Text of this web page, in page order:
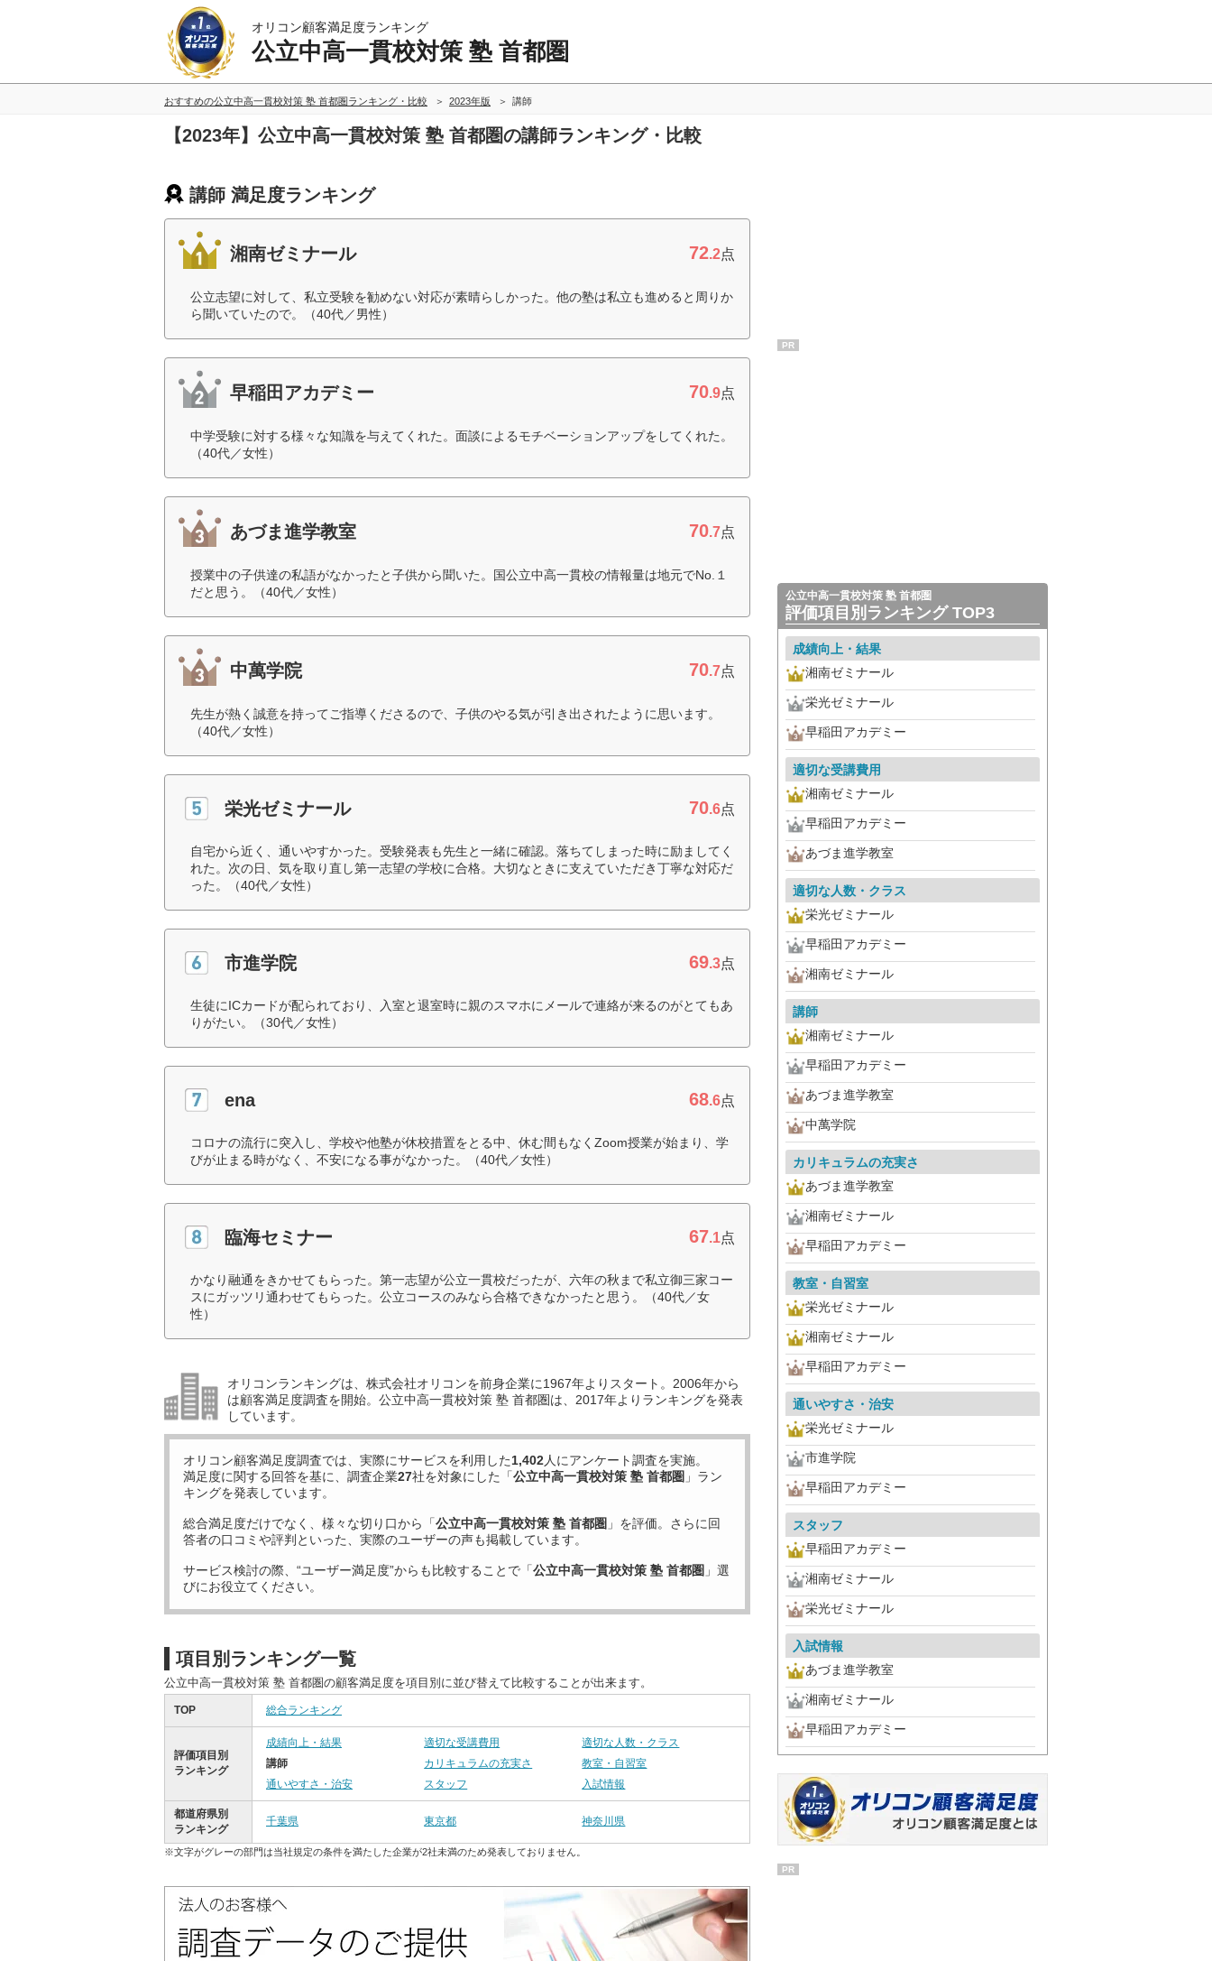
オリコン顧客満足度ランキング
公立中高一貫校対策 塾 首都圏
おすすめの公立中高一貫校対策 塾 首都圏ランキング・比較 2023年版 講師
【2023年】公立中高一貫校対策 塾 首都圏の講師ランキング・比較
講師 満足度ランキング
湘南ゼミナール 72.2点
公立志望に対して、私立受験を勧めない対応が素晴らしかった。他の塾は私立も進めると周りか
ら聞いていたので。（40代／男性）
早稲田アカデミー 70.9点
中学受験に対する様々な知識を与えてくれた。面談によるモチベーションアップをしてくれた。
（40代／女性）
あづま進学教室 70.7点
授業中の子供達の私語がなかったと子供から聞いた。国公立中高一貫校の情報量は地元でNo.１
だと思う。（40代／女性）
中萬学院 70.7点
先生が熱く誠意を持ってご指導くださるので、子供のやる気が引き出されたように思います。
（40代／女性）
栄光ゼミナール 70.6点
自宅から近く、通いやすかった。受験発表も先生と一緒に確認。落ちてしまった時に励ましてく
れた。次の日、気を取り直し第一志望の学校に合格。大切なときに支えていただき丁寧な対応だ
った。（40代／女性）
市進学院 69.3点
生徒にICカードが配られており、入室と退室時に親のスマホにメールで連絡が来るのがとてもあ
りがたい。（30代／女性）
ena 68.6点
コロナの流行に突入し、学校や他塾が休校措置をとる中、休む間もなくZoom授業が始まり、学
びが止まる時がなく、不安になる事がなかった。（40代／女性）
臨海セミナー 67.1点
かなり融通をきかせてもらった。第一志望が公立一貫校だったが、六年の秋まで私立御三家コー
スにガッツリ通わせてもらった。公立コースのみなら合格できなかったと思う。（40代／女
性）
オリコンランキングは、株式会社オリコンを前身企業に1967年よりスタート。2006年から
は顧客満足度調査を開始。公立中高一貫校対策 塾 首都圏は、2017年よりランキングを発表
しています。
オリコン顧客満足度調査では、実際にサービスを利用した1,402人にアンケート調査を実施。
満足度に関する回答を基に、調査企業27社を対象にした「公立中高一貫校対策 塾 首都圏 」ラン
キングを発表しています。
総合満足度だけでなく、様々な切り口から「公立中高一貫校対策 塾 首都圏 」を評価。さらに回
答者の口コミや評判といった、実際のユーザーの声も掲載しています。
サービス検討の際、“ユーザー満足度”からも比較することで「公立中高一貫校対策 塾 首都圏 」選
びにお役立てください。
項目別ランキング一覧
公立中高一貫校対策 塾 首都圏の顧客満足度を項目別に並び替えて比較することが出来ます。
TOP 総合ランキング
評価項目別
ランキング
成績向上・結果 適切な受講費用
適切な人数・クラス
講師
カリキュラムの充実さ
教室・自習室
通いやすさ・治安
スタッフ 入試情報
都道府県別
ランキング
千葉県 東京都 神奈川県
※文字がグレーの部門は当社規定の条件を満たした企業が2社未満のため発表しておりません。
PR
公立中高一貫校対策 塾 首都圏
評価項目別ランキング TOP3
成績向上・結果
湘南ゼミナール
栄光ゼミナール
早稲田アカデミー
適切な受講費用
湘南ゼミナール
早稲田アカデミー
あづま進学教室
適切な人数・クラス
栄光ゼミナール
早稲田アカデミー
湘南ゼミナール
講師
湘南ゼミナール
早稲田アカデミー
あづま進学教室
中萬学院
カリキュラムの充実さ
あづま進学教室
湘南ゼミナール
早稲田アカデミー
教室・自習室
栄光ゼミナール
湘南ゼミナール
早稲田アカデミー
通いやすさ・治安
栄光ゼミナール
市進学院
早稲田アカデミー
スタッフ
早稲田アカデミー
湘南ゼミナール
栄光ゼミナール
入試情報
あづま進学教室
湘南ゼミナール
早稲田アカデミー
PR